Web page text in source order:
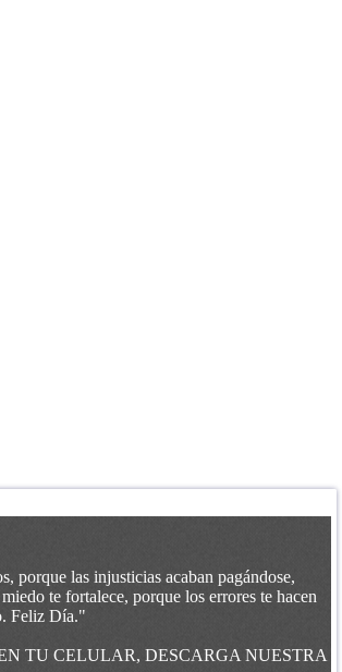
porque las injusticias acaban pagándose,
te fortalece, porque los errores te hacen
Feliz Día."
TU CELULAR, DESCARGA NUESTRA